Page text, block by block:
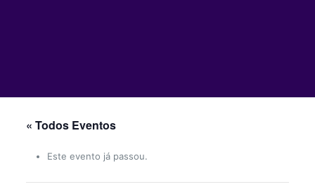
« Todos Eventos
Este evento já passou.